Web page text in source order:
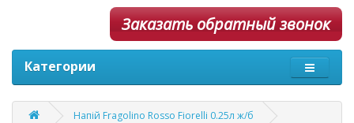
Заказать обратный звонок
Категории
Напій Fragolino Rosso Fiorelli 0.25л ж/б